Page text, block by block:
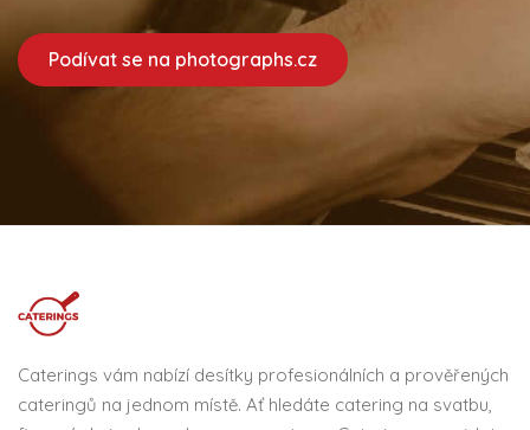
Podívat se na photographs.cz
Caterings vám nabízí desítky profesionálních a prověřených
cateringů na jednom místě. Ať hledáte catering na svatbu,